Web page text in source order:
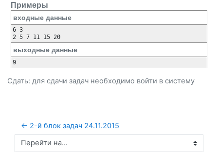
Примеры
входные данные
6 3
выходные данные
Сдать: для сдачи задач необходимо войти в систему
← 2-й блок задач 24.11.2015
Перейти на...